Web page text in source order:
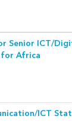
Senior ICT/
for Africa
ICT